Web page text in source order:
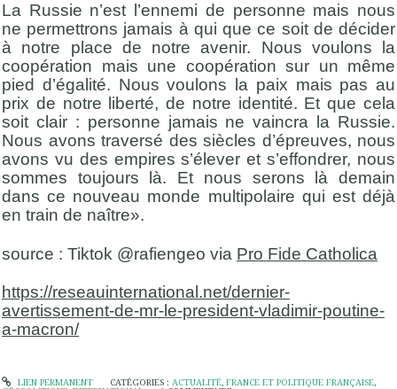
La Russie n’est l’ennemi de personne mais nous
ne permettrons jamais à qui que ce soit de décider
à notre place de notre avenir. Nous voulons la
coopération mais une coopération sur un même
pied d’égalité. Nous voulons la paix mais pas au
prix de notre liberté, de notre identité. Et que cela
soit clair : personne jamais ne vaincra la Russie.
Nous avons traversé des siècles d’épreuves, nous
avons vu des empires s’élever et s’effondrer, nous
sommes toujours là. Et nous serons là demain
dans ce nouveau monde multipolaire qui est déjà
en train de naître».
source : Tiktok @rafiengeo via Pro Fide Catholica
https://reseauinternational.net/dernier-
avertissement-de-mr-le-president-vladimir-poutine-
a-macron/
LIEN PERMANENT CATÉGORIES : ACTUALITÉ, FRANCE ET POLITIQUE FRANÇAISE,